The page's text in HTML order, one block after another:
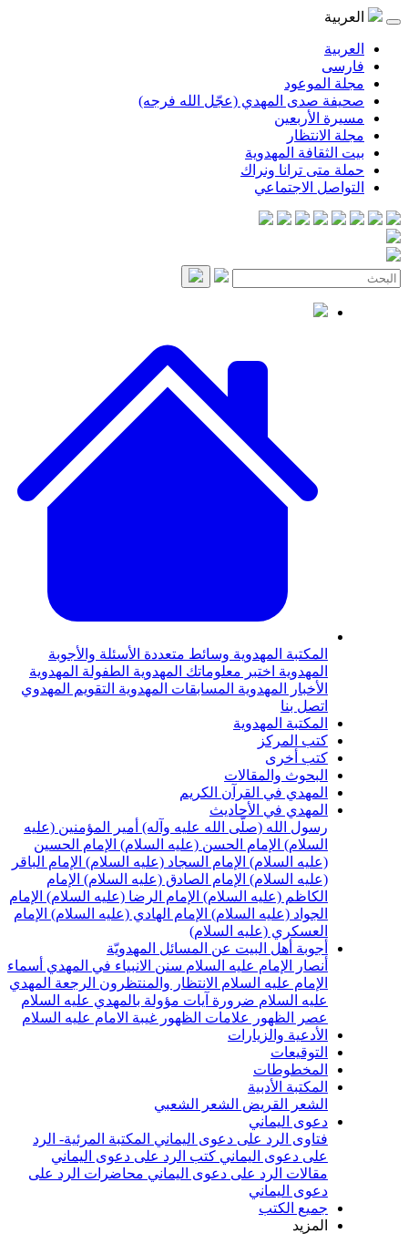
المهدي (عجّل الله فرجه)
المهدوية
ترانا ونراك
الاجتماعي
المهدويةوسائط متعددةالأسئلة والأجوبة
اختبر معلوماتك المهدويةالطفولة المهدوية
المهدويةالمسابقات المهدويةالتقويم المهدوي
المهدوية
والمقالات
في القرآن الكريم
في الأحاديث
الله (صلّى الله عليه وآله) أمير المؤمنين (عليه
الإمام الحسن (عليه السلام) الإمام الحسين
الإمام السجاد (عليه السلام) الإمام الباقر
الإمام الصادق (عليه السلام) الإمام
(عليه السلام) الإمام الرضا (عليه السلام) الإمام
(عليه السلام) الإمام الهادي (عليه السلام) الإمام
(عليه السلام)
أهل البيت عن المسائل المهدويّة
الإمام عليه السلامسنن الانبياء في المهديأسماء
عليه السلامالانتظار والمنتظرونالرجعةالمهدي
السلام ضرورة آيات مؤولة بالمهدي عليه السلام
علامات الظهورغيبة الامام عليه السلام
والزيارات
الأدبية
الشعر الشعبي
اليماني
الرد على دعوى اليماني المكتبة المرئية- الرد
دعوى اليماني كتب الرد على دعوى اليماني
الرد على دعوى اليماني محاضرات الرد على